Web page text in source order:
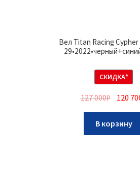
Вел Titan Racing Cypher
СКИДКА*
127 000₽ 120
В корзину